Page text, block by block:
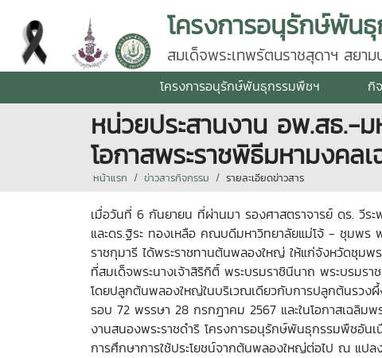
โครงการอนุรักษ์พัน
สมเด็จพระเทพรัตนราชสุดาฯ สยา
โครงการอนุรักษ์พันธุกรรมพืชฯ กิ
หน่วยประสานงาน อพ.สธ.-
โอกาสพระราชพิธีมหามงค
หน้าแรก ข่าวสารกิจกรรม รายละเอียดข่าวสาร
เมื่อวันที่ 6 กันยายน ที่ผ่านมา รองศาสตราจารย์ ดร. วีร
และดร.ฐิระ ทองเหลือ คณบดีมหาวิทยาลัยแม่โจ้ - ชุมพร
ราชกุมารี ได้พระราชทานต้นพลองใหญ่ ให้แก่จังหวัดชุม
ที่สมเด็จพระนางเจ้าสิริกิติ์ พระบรมราชินีนาถ พระบรม
โดยปลูกต้นพลองใหญ่ในบริเวณเดียวกับการปลูกต้นรวงผึ้
รอบ 72 พรรษา 28 กรกฎาคม 2567 และในโอกาสเฉลิม
งานสนองพระราชดำริ โครงการอนุรักษ์พันธุกรรมพืชอัน
การศึกษาการใช้ประโยชน์จากต้นพลองใหญ่ต่อไป ณ แ